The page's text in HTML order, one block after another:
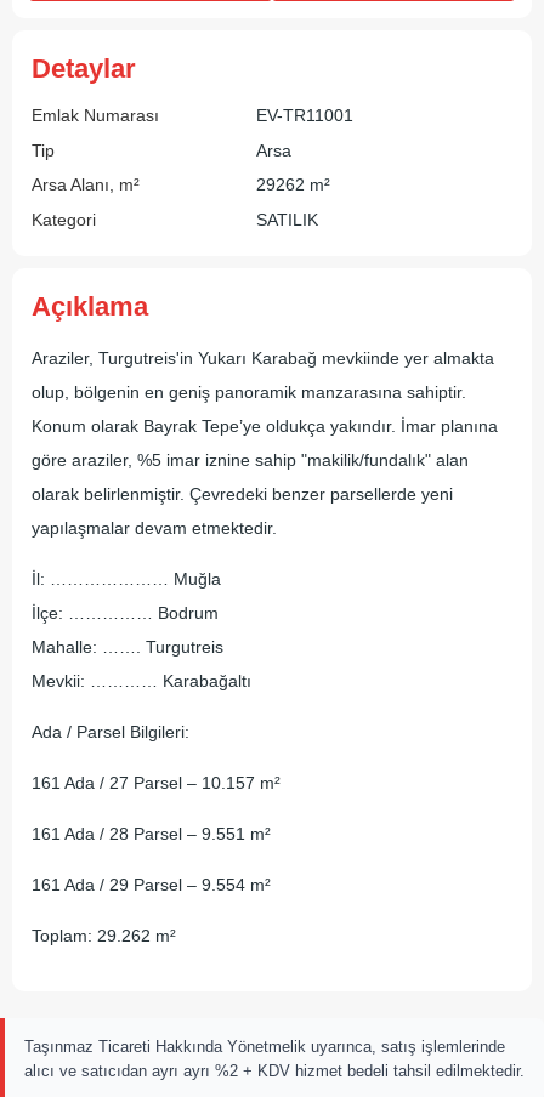
Detaylar
Emlak Numarası
EV-TR11001
Tip
Arsa
Arsa Alanı, m²
29262 m²
Kategori
SATILIK
Açıklama
Araziler, Turgutreis'in Yukarı Karabağ mevkiinde yer almakta
olup, bölgenin en geniş panoramik manzarasına sahiptir.
Konum olarak Bayrak Tepe’ye oldukça yakındır. İmar planına
göre araziler, %5 imar iznine sahip "makilik/fundalık" alan
olarak belirlenmiştir. Çevredeki benzer parsellerde yeni
yapılaşmalar devam etmektedir.
İl: ………………… Muğla
İlçe: …………… Bodrum
Mahalle: ……. Turgutreis
Mevkii: ………… Karabağaltı
Ada / Parsel Bilgileri:
161 Ada / 27 Parsel – 10.157 m²
161 Ada / 28 Parsel – 9.551 m²
161 Ada / 29 Parsel – 9.554 m²
Toplam: 29.262 m²
Taşınmaz Ticareti Hakkında Yönetmelik uyarınca, satış işlemlerinde
alıcı ve satıcıdan ayrı ayrı %2 + KDV hizmet bedeli tahsil edilmektedir.